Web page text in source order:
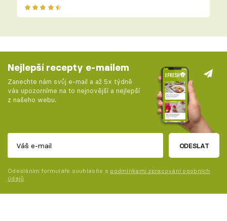
Nejlepší recepty e-mailem
Zanechte nám svůj e-mail a až 5x týdně
vás upozorníme na to nejnovější a nejlepší
z našeho webu.
ODESLAT
Odesláním formuláře souhlasíte s podmínkami zpracování osobních
údajů